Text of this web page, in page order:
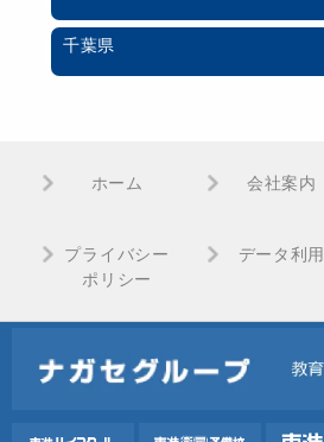
千葉県
ホーム 会社案内
プライバシー
ポリシー
データ利用